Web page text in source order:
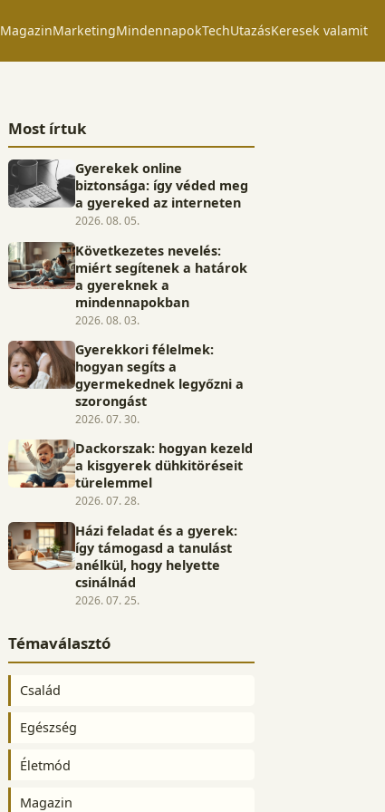
MagazinMarketingMindennapokTechUtazásKeresek valamit
Most írtuk
Gyerekek online
biztonsága: így véded meg
a gyereked az interneten
2026. 08. 05.
Következetes nevelés:
miért segítenek a határok
a gyereknek a
mindennapokban
2026. 08. 03.
Gyerekkori félelmek:
hogyan segíts a
gyermekednek legyőzni a
szorongást
2026. 07. 30.
Dackorszak: hogyan kezeld
a kisgyerek dühkitöréseit
türelemmel
2026. 07. 28.
Házi feladat és a gyerek:
így támogasd a tanulást
anélkül, hogy helyette
csinálnád
2026. 07. 25.
Témaválasztó
Család
Egészség
Életmód
Magazin